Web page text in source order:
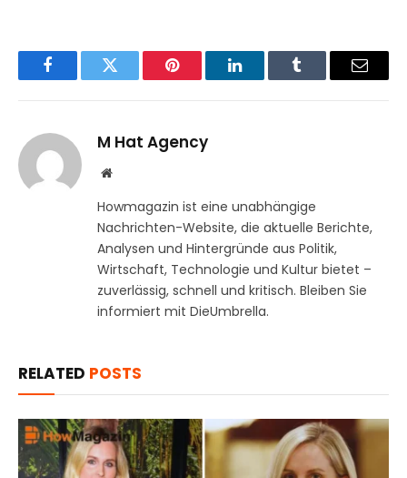
FacebookTwitter Pinterest LinkedInTumblr Email
M Hat Agency
Website
Howmagazin ist eine unabhängige
Nachrichten-Website, die aktuelle Berichte,
Analysen und Hintergründe aus Politik,
Wirtschaft, Technologie und Kultur bietet –
zuverlässig, schnell und kritisch. Bleiben Sie
informiert mit DieUmbrella.
RELATED POSTS